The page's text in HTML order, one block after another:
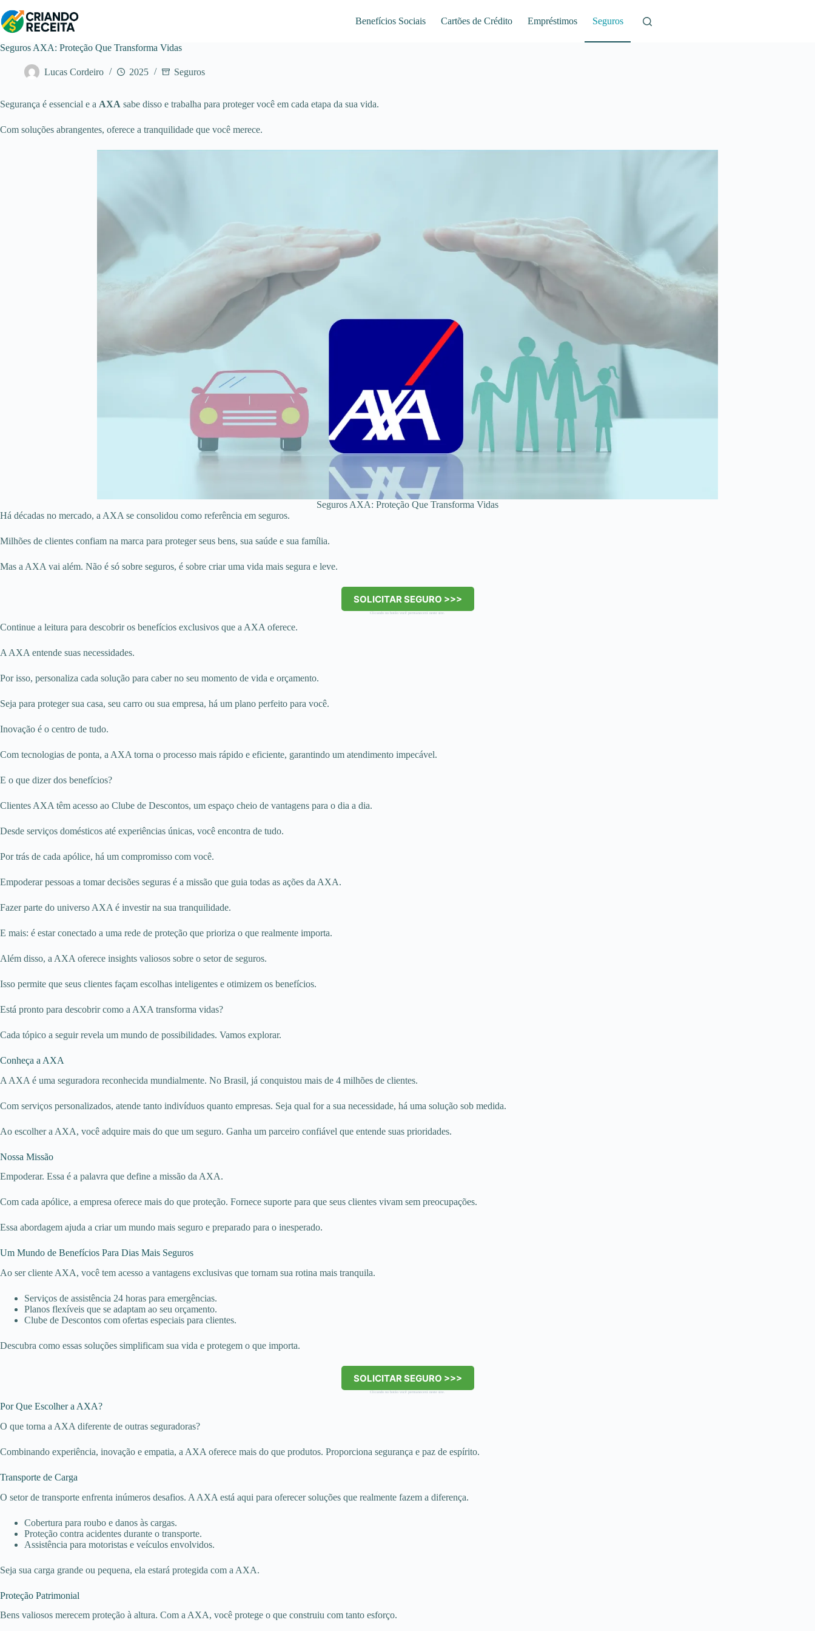
para
o
Benefícios Sociais Cartões de Crédito Empréstimos Seguros
Seguros AXA: Proteção Que Transforma Vidas
Lucas Cordeiro 2025 Seguros
Segurança é essencial e a AXA sabe disso e trabalha para proteger você em cada etapa da sua vida.
Com soluções abrangentes, oferece a tranquilidade que você merece.
Seguros AXA: Proteção Que Transforma Vidas
Há décadas no mercado, a AXA se consolidou como referência em seguros.
Milhões de clientes confiam na marca para proteger seus bens, sua saúde e sua família.
Mas a AXA vai além. Não é só sobre seguros, é sobre criar uma vida mais segura e leve.
SOLICITAR SEGURO >>>
Clicando no botão você permanecerá neste site.
Continue a leitura para descobrir os benefícios exclusivos que a AXA oferece.
A AXA entende suas necessidades.
Por isso, personaliza cada solução para caber no seu momento de vida e orçamento.
Seja para proteger sua casa, seu carro ou sua empresa, há um plano perfeito para você.
Inovação é o centro de tudo.
Com tecnologias de ponta, a AXA torna o processo mais rápido e eficiente, garantindo um atendimento impecável.
E o que dizer dos benefícios?
Clientes AXA têm acesso ao Clube de Descontos, um espaço cheio de vantagens para o dia a dia.
Desde serviços domésticos até experiências únicas, você encontra de tudo.
Por trás de cada apólice, há um compromisso com você.
Empoderar pessoas a tomar decisões seguras é a missão que guia todas as ações da AXA.
Fazer parte do universo AXA é investir na sua tranquilidade.
E mais: é estar conectado a uma rede de proteção que prioriza o que realmente importa.
Além disso, a AXA oferece insights valiosos sobre o setor de seguros.
Isso permite que seus clientes façam escolhas inteligentes e otimizem os benefícios.
Está pronto para descobrir como a AXA transforma vidas?
Cada tópico a seguir revela um mundo de possibilidades. Vamos explorar.
Conheça a AXA
A AXA é uma seguradora reconhecida mundialmente. No Brasil, já conquistou mais de 4 milhões de clientes.
Com serviços personalizados, atende tanto indivíduos quanto empresas. Seja qual for a sua necessidade, há uma solução sob medida.
Ao escolher a AXA, você adquire mais do que um seguro. Ganha um parceiro confiável que entende suas prioridades.
Nossa Missão
Empoderar. Essa é a palavra que define a missão da AXA.
Com cada apólice, a empresa oferece mais do que proteção. Fornece suporte para que seus clientes vivam sem preocupações.
Essa abordagem ajuda a criar um mundo mais seguro e preparado para o inesperado.
Um Mundo de Benefícios Para Dias Mais Seguros
Ao ser cliente AXA, você tem acesso a vantagens exclusivas que tornam sua rotina mais tranquila.
Serviços de assistência 24 horas para emergências.
Planos flexíveis que se adaptam ao seu orçamento.
Clube de Descontos com ofertas especiais para clientes.
Descubra como essas soluções simplificam sua vida e protegem o que importa.
SOLICITAR SEGURO >>>
Clicando no botão você permanecerá neste site.
Por Que Escolher a AXA?
O que torna a AXA diferente de outras seguradoras?
Combinando experiência, inovação e empatia, a AXA oferece mais do que produtos. Proporciona segurança e paz de espírito.
Transporte de Carga
O setor de transporte enfrenta inúmeros desafios. A AXA está aqui para oferecer soluções que realmente fazem a diferença.
Cobertura para roubo e danos às cargas.
Proteção contra acidentes durante o transporte.
Assistência para motoristas e veículos envolvidos.
Seja sua carga grande ou pequena, ela estará protegida com a AXA.
Proteção Patrimonial
Bens valiosos merecem proteção à altura. Com a AXA, você protege o que construiu com tanto esforço.